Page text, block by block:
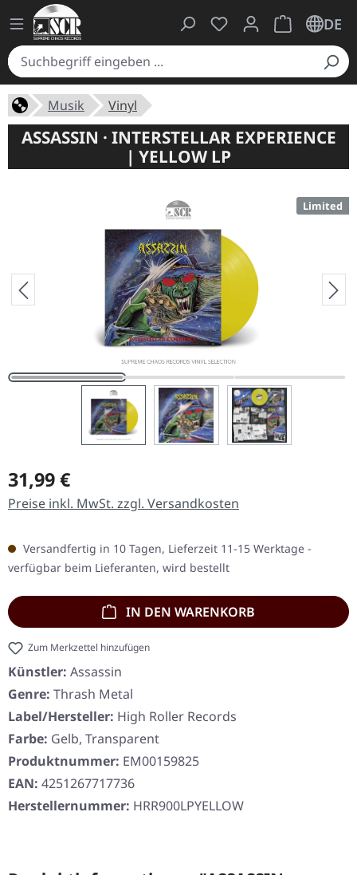
Du hast 0 Produkte
Warenkorb
DE
Musik Vinyl
ASSASSIN · INTERSTELLAR EXPERIENCE
| YELLOW LP
Limited
Regulärer Preis:
31,99 €
Preise inkl. MwSt. zzgl. Versandkosten
Versandfertig in 10 Tagen, Lieferzeit 11-15 Werktage -
verfügbar beim Lieferanten, wird bestellt
IN DEN WARENKORB
Zum Merkzettel hinzufügen
Künstler: Assassin
Genre: Thrash Metal
Label/Hersteller: High Roller Records
Farbe: Gelb, Transparent
Produktnummer: EM00159825
EAN: 4251267717736
Herstellernummer: HRR900LPYELLOW